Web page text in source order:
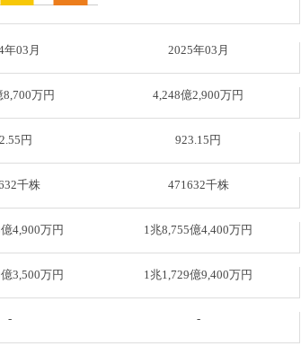
年03月 2025年03月
8,700万円 4,248億2,900万円
円 923.15円
千株 471632千株
4,900万円 1兆8,755億4,400万円
3,500万円 1兆1,729億9,400万円
- -